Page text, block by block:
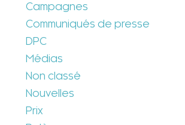
Campagnes
Communiqués de presse
DPC
Médias
Non classé
Nouvelles
Prix